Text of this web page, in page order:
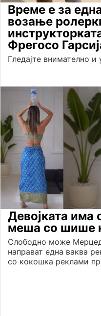
Време е за
возање
Фрегосо
Гледајте внимателно и
Девојката има
меша со шише
Слободно може
направат една ваква
со кокошка реклами